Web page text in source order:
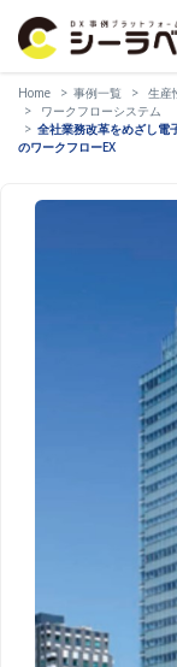
Home 事例一覧 生産
ワークフローシステム
全社業務改革をめざし電
のワークフローEX